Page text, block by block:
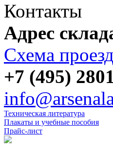
Контакты
Адрес
Схема
+7 (495)
Техническая литература
Плакаты и учебные пособия
Прайс-лист